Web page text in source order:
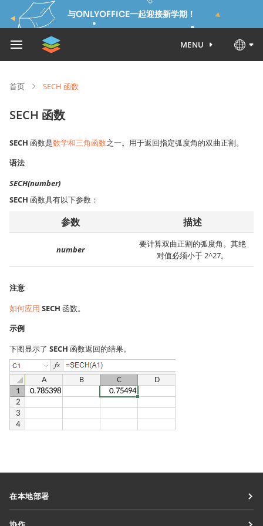
与ONLYOFFICE一起迎接新学期！
MENU
首页 SECH 函数
SECH 函数
SECH 函数是数学和三角函数之一。用于返回指定弧度角的双曲正割。
语法
SECH(number)
SECH 函数具有以下参数：
参数 描述
number
要计算双曲正割的弧度角。其绝
对值必须小于 2^27。
注意
如何应用 SECH 函数。
示例
下图显示了 SECH 函数返回的结果。
在本地部署